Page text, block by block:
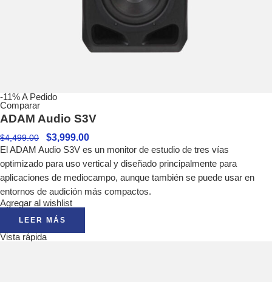
-11%A Pedido
Comparar
ADAM Audio S3V
$4,499.00 $3,999.00
El ADAM Audio S3V es un monitor de estudio de tres vías
optimizado para uso vertical y diseñado principalmente para
aplicaciones de mediocampo, aunque también se puede usar en
entornos de audición más compactos.
Agregar al wishlist
LEER MÁS
Vista rápida